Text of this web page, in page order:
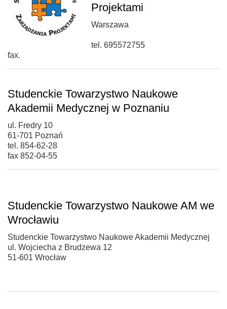
Projektami
Warszawa
tel. 695572755
fax.
Studenckie Towarzystwo Naukowe
Akademii Medycznej w Poznaniu
ul. Fredry 10
61-701 Poznań
tel. 854-62-28
fax 852-04-55
Studenckie Towarzystwo Naukowe AM we
Wrocławiu
Studenckie Towarzystwo Naukowe Akademii Medycznej
ul. Wojciecha z Brudzewa 12
51-601 Wrocław